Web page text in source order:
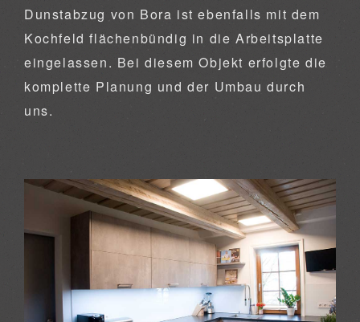
Dunstabzug von Bora ist ebenfalls mit dem
Kochfeld flächenbündig in die Arbeitsplatte
eingelassen. Bei diesem Objekt erfolgte die
komplette Planung und der Umbau durch
uns.